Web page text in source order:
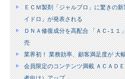
ＥＣＭ製剤「ジャルプロ」に驚きの
イドロ」が発表される
ＤＮＡ修復成分を高配合 「ＡＣ‐１１
売
業界初！ 業務効率、顧客満足度が 大
会員限定のコンテンツ満載 ＡＣＡＤ